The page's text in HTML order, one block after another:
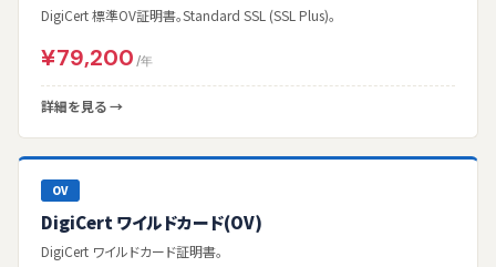
DigiCert 標準OV証明書。Standard SSL (SSL Plus)。
¥79,200 /年
詳細を見る →
OV
DigiCert ワイルドカード(OV)
DigiCert ワイルドカード証明書。